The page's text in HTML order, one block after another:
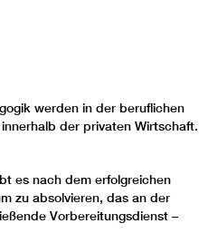
werden in der beruflichen
der privaten Wirtschaft.
es nach dem erfolgreichen
zu absolvieren, das an der
Vorbereitungsdienst –